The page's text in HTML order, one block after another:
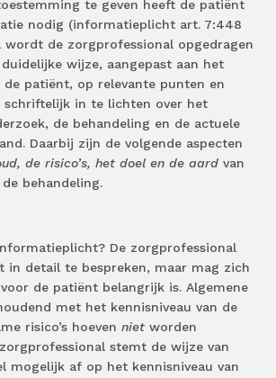
te geven heeft de patiënt
nodig (informatieplicht art. 7:448
de zorgprofessional opgedragen
wijze, aangepast aan het
de patiënt, op relevante punten en
schriftelijk in te lichten over het
de behandeling en de actuele
Daarbij zijn de volgende aspecten
de risico’s, het doel en de aard van
behandeling.
De zorgprofessional
in detail te bespreken, maar mag zich
de patiënt belangrijk is. Algemene
met het kennisniveau van de
risico’s hoeven niet worden
stemt de wijze van
mogelijk af op het kennisniveau van